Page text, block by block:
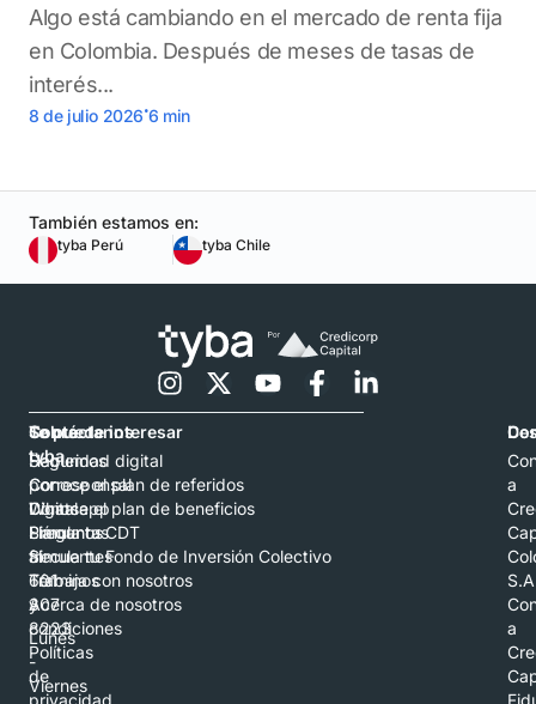
Algo está cambiando en el mercado de renta fija
en Colombia. Después de meses de tasas de
interés...
8 de julio 2026.6 min
También estamos en:
tyba Perú tyba Chile
Contáctanos
Hablemos
por
Whatsapp
Llámanos
al
601
307
8223
Lunes
-
Viernes
Sobre
tyba
Corresponsal
Digital
Preguntas
frecuentes
Términos
y
condiciones
Políticas
de
Te puede interesar
Seguridad digital
Conoce el plan de referidos
Conoce el plan de beneficios
Simula tu CDT
Simula tu Fondo de Inversión Colectivo
Trabaja con nosotros
Acerca de nosotros
a
a